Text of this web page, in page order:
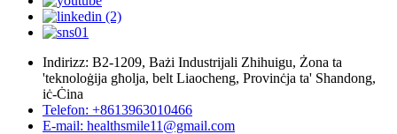
Indirizz: B2-1209, Bażi Industrijali Zhihuigu, Żona ta
'teknoloġija għolja, belt Liaocheng, Provinċja ta' Shandong,
iċ-Ċina
Telefon: +8613963010466
E-mail: healthsmile11@gmail.com